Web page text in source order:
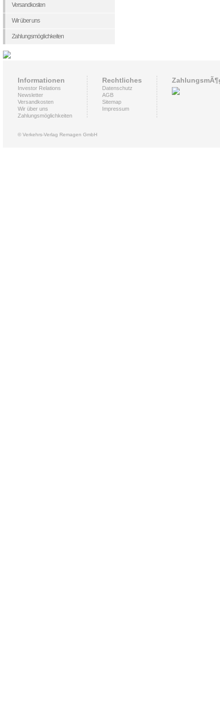
Versandkosten
Wir über uns
Zahlungsmöglichkeiten
Informationen
Investor Relations
Newsletter
Versandkosten
Wir über uns
Zahlungsmöglichkeiten
Rechtliches
Datenschutz
AGB
Sitemap
Impressum
© Verkehrs-Verlag Remagen GmbH